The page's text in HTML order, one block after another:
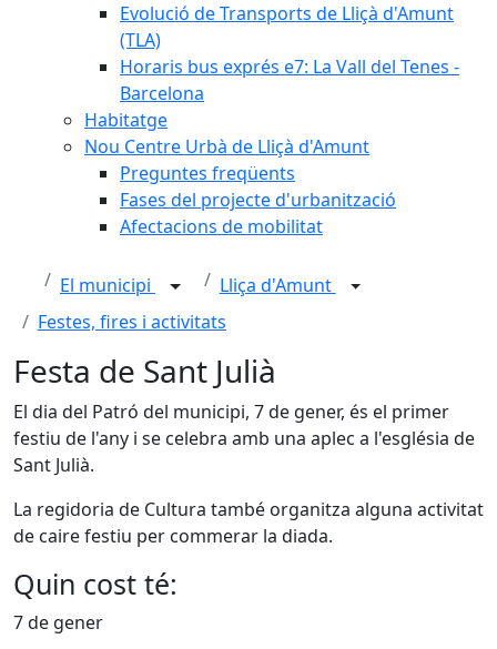
Evolució de Transports de Lliçà d'Amunt
(TLA)
Horaris bus exprés e7: La Vall del Tenes -
Barcelona
Habitatge
Nou Centre Urbà de Lliçà d'Amunt
Preguntes freqüents
Fases del projecte d'urbanització
Afectacions de mobilitat
El municipi
Lliça d'Amunt
Festes, fires i activitats
Festa de Sant Julià
El dia del Patró del municipi, 7 de gener, és el primer
festiu de l'any i se celebra amb una aplec a l'església de
Sant Julià.
La regidoria de Cultura també organitza alguna activitat
de caire festiu per commerar la diada.
Quin cost té:
7 de gener